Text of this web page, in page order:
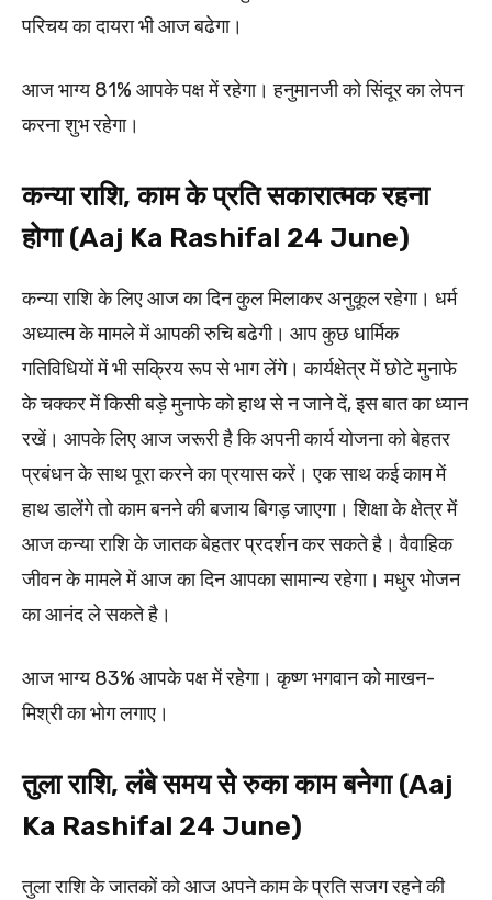
परिचय का दायरा भी आज बढेगा।
आज भाग्य 81% आपके पक्ष में रहेगा। हनुमानजी को सिंदूर का लेपन
करना शुभ रहेगा।
कन्या राशि, काम के प्रति सकारात्मक रहना
होगा (Aaj Ka Rashifal 24 June)
कन्या राशि के लिए आज का दिन कुल मिलाकर अनुकूल रहेगा। धर्म
अध्यात्म के मामले में आपकी रुचि बढेगी। आप कुछ धार्मिक
गतिविधियों में भी सक्रिय रूप से भाग लेंगे। कार्यक्षेत्र में छोटे मुनाफे
के चक्कर में किसी बड़े मुनाफे को हाथ से न जाने दें, इस बात का ध्यान
रखें। आपके लिए आज जरूरी है कि अपनी कार्य योजना को बेहतर
प्रबंधन के साथ पूरा करने का प्रयास करें। एक साथ कई काम में
हाथ डालेंगे तो काम बनने की बजाय बिगड़ जाएगा। शिक्षा के क्षेत्र में
आज कन्या राशि के जातक बेहतर प्रदर्शन कर सकते है। वैवाहिक
जीवन के मामले में आज का दिन आपका सामान्य रहेगा। मधुर भोजन
का आनंद ले सकते है।​
आज भाग्य 83% आपके पक्ष में रहेगा। कृष्ण भगवान को माखन-
मिश्री का भोग लगाए।
तुला राशि, लंबे समय से रुका काम बनेगा (Aaj
Ka Rashifal 24 June)
तुला राशि के जातकों को आज अपने काम के प्रति सजग रहने की